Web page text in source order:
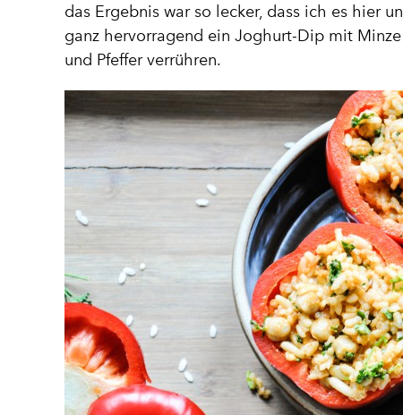
das Ergebnis war so lecker, dass ich es hier
ganz hervorragend ein Joghurt-Dip mit
und Pfeffer verrühren.